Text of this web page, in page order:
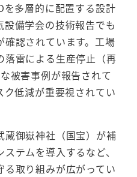
を多層的に配置する設計
備学会の技術報告でも
認されています。工場
落雷による生産停止（再
被害事例が報告されて
低減が重要視されてい
蔵御嶽神社（国宝）が補
テムを導入するなど、
取り組みが広がってい